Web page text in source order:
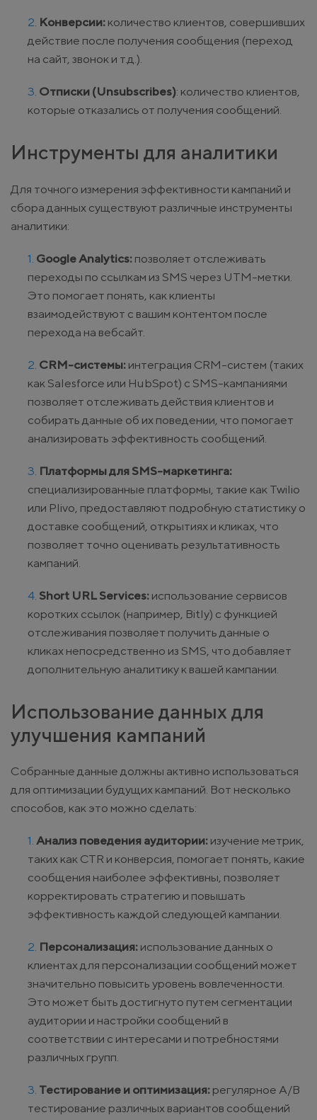
Конверсии: количество клиентов, совершивших
действие после получения сообщения (переход
на сайт, звонок и т.д.).
Отписки (Unsubscribes): количество клиентов,
которые отказались от получения сообщений.
Инструменты для аналитики
Для точного измерения эффективности кампаний и
сбора данных существуют различные инструменты
аналитики:
Google Analytics: позволяет отслеживать
переходы по ссылкам из SMS через UTM-метки.
Это помогает понять, как клиенты
взаимодействуют с вашим контентом после
перехода на вебсайт.
CRM-системы: интеграция CRM-систем (таких
как Salesforce или HubSpot) с SMS-кампаниями
позволяет отслеживать действия клиентов и
собирать данные об их поведении, что помогает
анализировать эффективность сообщений.
Платформы для SMS-маркетинга:
специализированные платформы, такие как Twilio
или Plivo, предоставляют подробную статистику о
доставке сообщений, открытиях и кликах, что
позволяет точно оценивать результативность
кампаний.
Short URL Services: использование сервисов
коротких ссылок (например, Bitly) с функцией
отслеживания позволяет получить данные о
кликах непосредственно из SMS, что добавляет
дополнительную аналитику к вашей кампании.
Использование данных для
улучшения кампаний
Собранные данные должны активно использоваться
для оптимизации будущих кампаний. Вот несколько
способов, как это можно сделать:
Анализ поведения аудитории: изучение метрик,
таких как CTR и конверсия, помогает понять, какие
сообщения наиболее эффективны, позволяет
корректировать стратегию и повышать
эффективность каждой следующей кампании.
Персонализация: использование данных о
клиентах для персонализации сообщений может
значительно повысить уровень вовлеченности.
Это может быть достигнуто путем сегментации
аудитории и настройки сообщений в
соответствии с интересами и потребностями
различных групп.
Тестирование и оптимизация: регулярное A/B
тестирование различных вариантов сообщений